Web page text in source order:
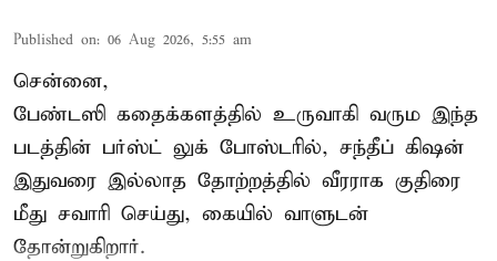
Published on: 06 Aug 2026, 5:55 am
சென்னை,
பேண்டஸி கதைக்களத்தில் உருவாகி வரும இந்த
படத்தின் பர்ஸ்ட் லுக் போஸ்டரில், சந்தீப் கிஷன்
இதுவரை இல்லாத தோற்றத்தில் வீரராக குதிரை
மீது சவாரி செய்து, கையில் வாளுடன்
தோன்றுகிறார்.